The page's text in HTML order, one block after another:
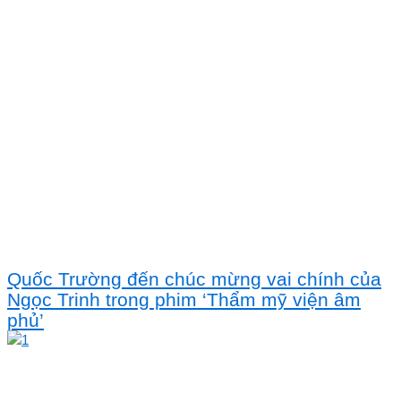
Quốc Trường đến chúc mừng vai chính của
Ngọc Trinh trong phim ‘Thẩm mỹ viện âm
phủ’